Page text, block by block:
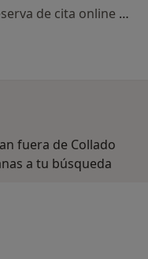
Este especialista no ofrece reserva de cita online en esta dirección.
fuera de Collado
a tu búsqueda